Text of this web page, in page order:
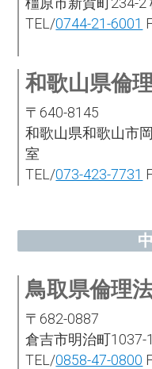
TEL/0744-21-6001
和歌山県倫
〒640-8145
和歌山県和歌山市
室
TEL/073-423-7731
鳥取県倫理
〒682-0887
倉吉市明治町1037-
TEL/0858-47-0800